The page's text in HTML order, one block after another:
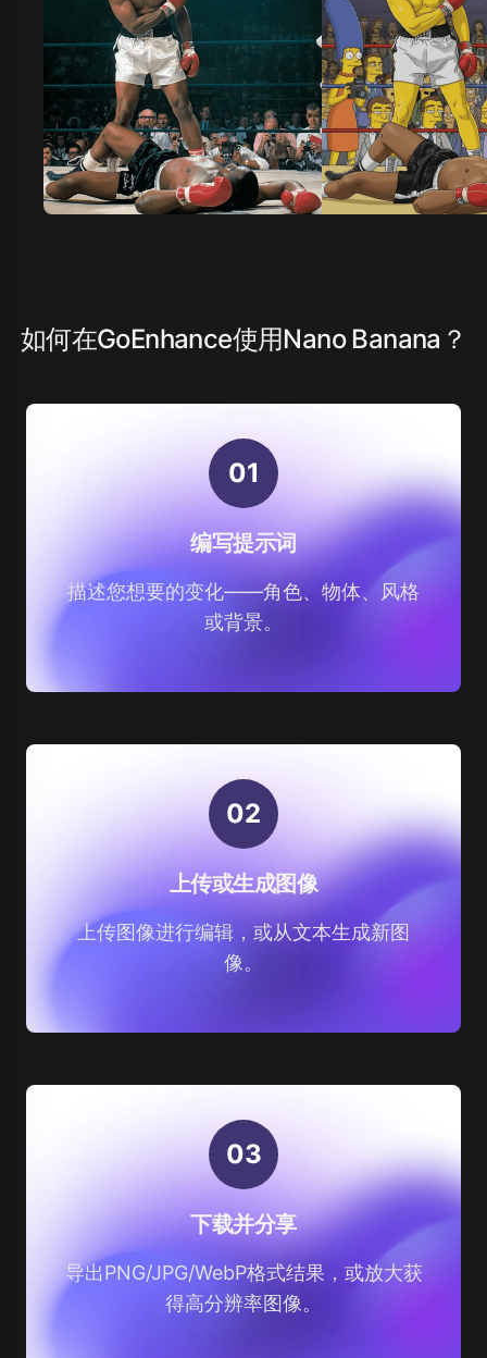
如何在GoEnhance使用Nano Banana？
01
编写提示词
描述您想要的变化——角色、物体、风格
或背景。
02
上传或生成图像
上传图像进行编辑，或从文本生成新图
像。
03
下载并分享
导出PNG/JPG/WebP格式结果，或放大获
得高分辨率图像。